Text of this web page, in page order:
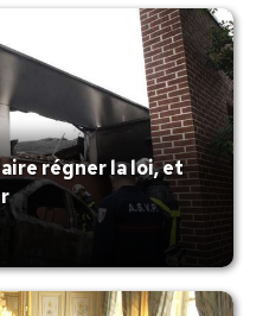
régner la loi, et